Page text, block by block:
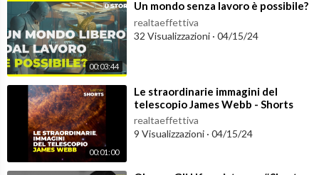
00:03:44
⁣Un mondo senza lavoro è possibile?
realtaeffettiva
32 Visualizzazioni · 04/15/24
00:01:00
⁣Le straordinarie immagini del
telescopio James Webb - Shorts
realtaeffettiva
9 Visualizzazioni · 04/15/24